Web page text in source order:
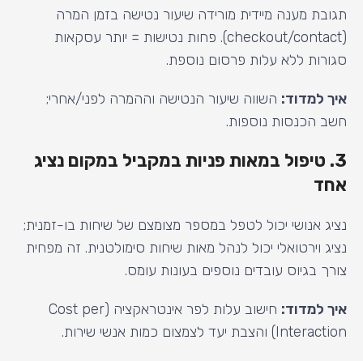
תגובת מענה מיידית מורידה שיעור נטישה בזמן המרה
(checkout/contact). פחות נטישות = יותר עסקאות
סגורות ללא עלות פרסום נוספת.
איך למדוד: השווה שיעור הנטישה וההמרה לפני/אחרי;
חשב הכנסות נוספות.
3. טיפול במאות פניות במקביל במקום נציג
אחד
נציג אנושי יכול לטפל במספר מצומצם של שיחות בו-זמנית;
נציג וירטואלי יכול לנהל מאות שיחות סימולטנית. זה מפחית
צורך בגיוס עובדים נוספים בעונות עומס.
איך למדוד:
חישוב עלות לפר אינטראקציה (Cost per
Interaction) והצבת יעד לצמצום כמות אנשי שירות.